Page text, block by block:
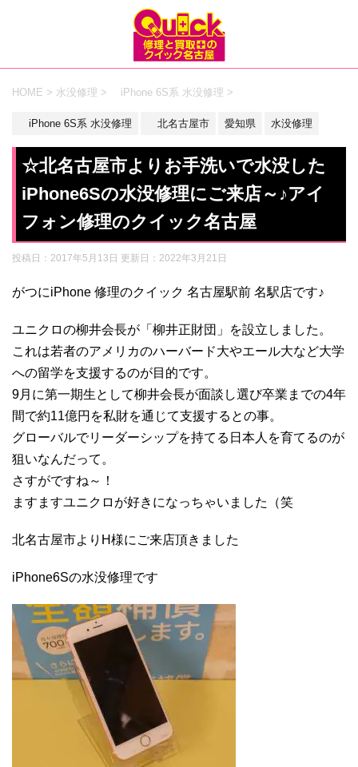
HOME > 水没修理 > iPhone 6S系 水没修理 >
iPhone 6S系 水没修理 北名古屋市 愛知県 水没修理
☆北名古屋市よりお手洗いで水没した
iPhone6Sの水没修理にご来店～♪アイ
フォン修理のクイック名古屋
投稿日：2017年5月13日 更新日： 2022年3月21日
がつにiPhone 修理のクイック 名古屋駅前 名駅店です♪
ユニクロの柳井会長が「柳井正財団」を設立しました。
これは若者のアメリカのハーバード大やエール大など大学
への留学を支援するのが目的です。
9月に第一期生として柳井会長が面談し選び卒業までの4年
間で約11億円を私財を通じて支援するとの事。
グローバルでリーダーシップを持てる日本人を育てるのが
狙いなんだって。
さすがですね～！
ますますユニクロが好きになっちゃいました（笑
北名古屋市よりH様にご来店頂きました
iPhone6Sの水没修理です